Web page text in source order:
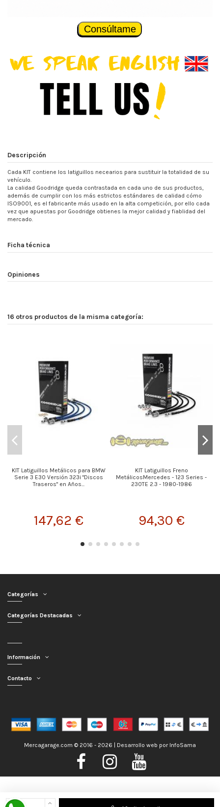
Nos encontramos de Vacaciones, no obstante los pedidos hechos se
Consúltame
Descripción
Cada KIT contiene los latiguillos necearios para sustituir la totalidad de su
vehículo.
La calidad Goodridge queda contrastada en cada uno de sus productos,
además de cumplir con los más estrictos estándares de calidad cómo
ISO9001, es el fabricante más usado en la alta competición, por ello cada
vez que apuestas por Goodridge obtienes la mejor calidad y fiablidad del
mercado.
Ficha técnica
Opiniones
16 otros productos de la misma categoría:
KIT Latiguillos Metálicos para BMW
Serie 3 E30 Versión 323i "Discos
Traseros" en Años...
147,62 €
KIT Latiguillos Freno
MetálicosMercedes - 123 Series -
230TE 2.3 - 1980-1986
94,30 €
Categorías
Categorías Destacadas
Información
Contacto
Mercagarage.com © 2016 - 2026 | Desarrollo web por InfoSama